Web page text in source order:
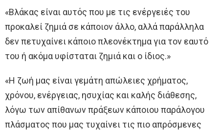
«Βλάκας είναι αυτός που με τις ενέργειές του
προκαλεί ζημιά σε κάποιον άλλο, αλλά παράλληλα
δεν πετυχαίνει κάποιο πλεονέκτημα για τον εαυτό
του ή ακόμα υφίσταται ζημιά και ο ίδιος.»
«Η ζωή μας είναι γεμάτη απώλειες χρήματος,
χρόνου, ενέργειας, ησυχίας και καλής διάθεσης,
λόγω των απίθανων πράξεων κάποιου παράλογου
πλάσματος που μας τυχαίνει τις πιο απρόσμενες